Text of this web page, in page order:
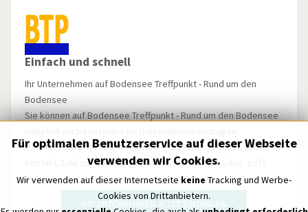
Einfach und schnell
Ihr Unternehmen auf Bodensee Treffpunkt - Rund um den
Bodensee
Sie können auf Bodensee Treffpunkt - Rund um den Bodensee
Inserieren Sie mit ausführlicher Beschreibung, Bilder, Label,
Kontakt, Link zur Homepage, Video, Dokumente (.doc .pdf)
u.v.m.
IHR UNTERNEHMEN JETZT EINTRAGEN
Für optimalen Benutzerservice auf dieser Webseite
verwenden wir Cookies.
Wir verwenden auf dieser Internetseite keine Tracking und Werbe-
Cookies von Drittanbietern.